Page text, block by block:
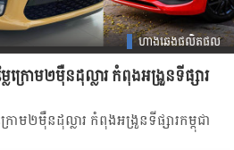
ហាងឆេងផលិតផល
ក្រោម២ម៉ឺនដុល្លារ កំពុងអង្រួនទីផ្សារ
ោម២ម៉ឺនដុល្លារ កំពុងអង្រួនទីផ្សារកម្ពុជា